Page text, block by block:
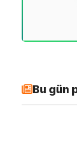
Bu gün